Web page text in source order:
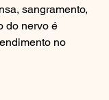
sangramento,
do nervo é
no